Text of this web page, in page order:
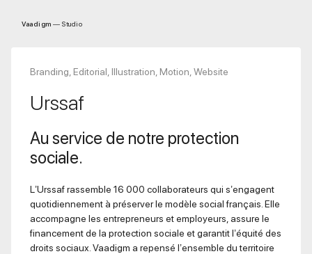
Vaadigm — Studio
Branding, Editorial, Illustration, Motion, Website
Urssaf
Au service de notre protection
sociale.
L’Urssaf rassemble 16 000 collaborateurs qui s’engagent
quotidiennement à préserver le modèle social français. Elle
accompagne les entrepreneurs et employeurs, assure le
financement de la protection sociale et garantit l’équité des
droits sociaux. Vaadigm a repensé l’ensemble du territoire